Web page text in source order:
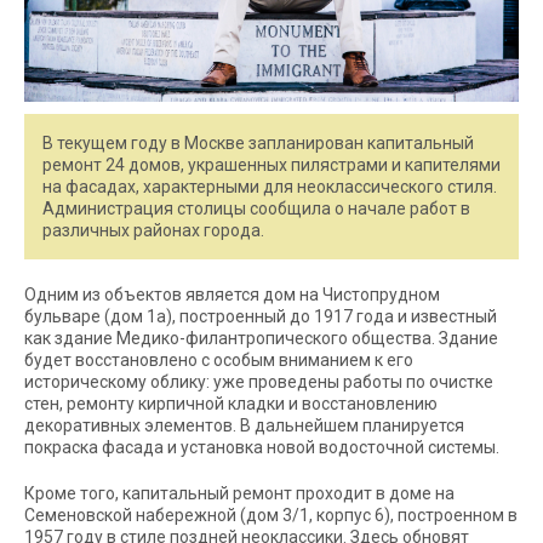
В текущем году в Москве запланирован капитальный
ремонт 24 домов, украшенных пилястрами и капителями
на фасадах, характерными для неоклассического стиля.
Администрация столицы сообщила о начале работ в
различных районах города.
Одним из объектов является дом на Чистопрудном
бульваре (дом 1а), построенный до 1917 года и известный
как здание Медико-филантропического общества. Здание
будет восстановлено с особым вниманием к его
историческому облику: уже проведены работы по очистке
стен, ремонту кирпичной кладки и восстановлению
декоративных элементов. В дальнейшем планируется
покраска фасада и установка новой водосточной системы.
Кроме того, капитальный ремонт проходит в доме на
Семеновской набережной (дом 3/1, корпус 6), построенном в
1957 году в стиле поздней неоклассики. Здесь обновят